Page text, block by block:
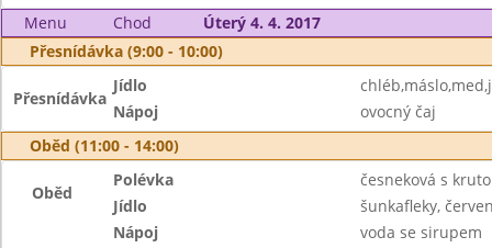
Menu
Chod
Úterý 4. 4. 2017
Přesnídávka (9:00 - 10:00)
Přesnídávka
Jídlo
Nápoj
ovocný čaj
Oběd (11:00 - 14:00)
Oběd
Polévka
česneková s
Jídlo
šunkafleky,
Nápoj
voda se sirupem